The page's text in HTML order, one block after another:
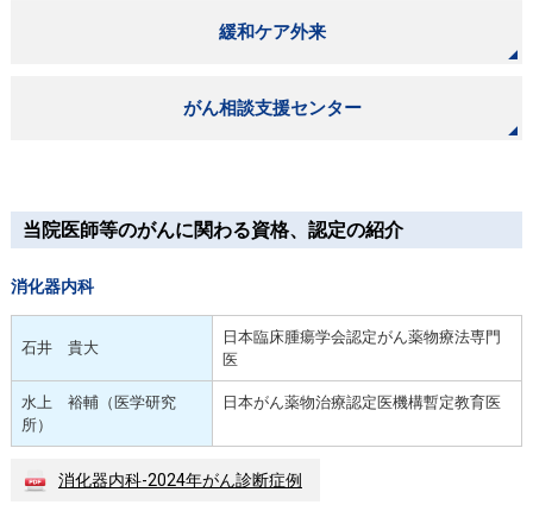
緩和ケア外来
がん相談支援センター
当院医師等のがんに関わる資格、認定の紹介
消化器内科
石井 貴大
日本臨床腫瘍学会認定がん薬物療法専門
医
水上 裕輔（医学研究
所）
日本がん薬物治療認定医機構暫定教育医
消化器内科-2024年がん診断症例